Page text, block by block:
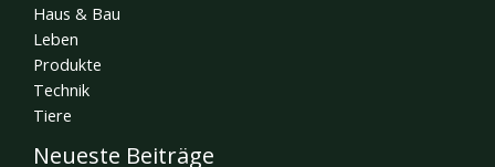
Haus & Bau
Leben
Produkte
Technik
Tiere
Neueste Beiträge